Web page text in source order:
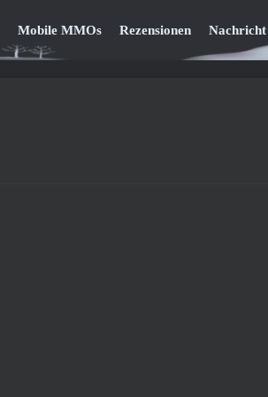
Mobile MMOs Rezensionen Nachricht